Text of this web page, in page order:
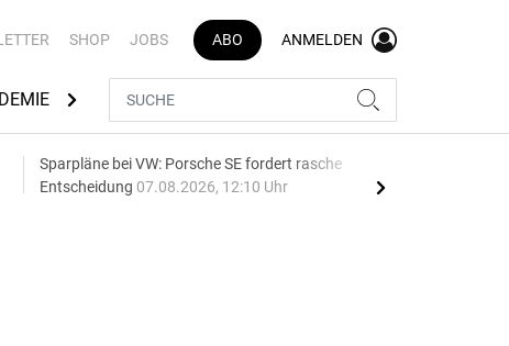
SHOP JOBS ABO ANMELDEN
AUTOMARKEN
Sparpläne bei VW: Porsche SE fordert rasche
Entscheidung 07.08.2026, 12:10 Uhr